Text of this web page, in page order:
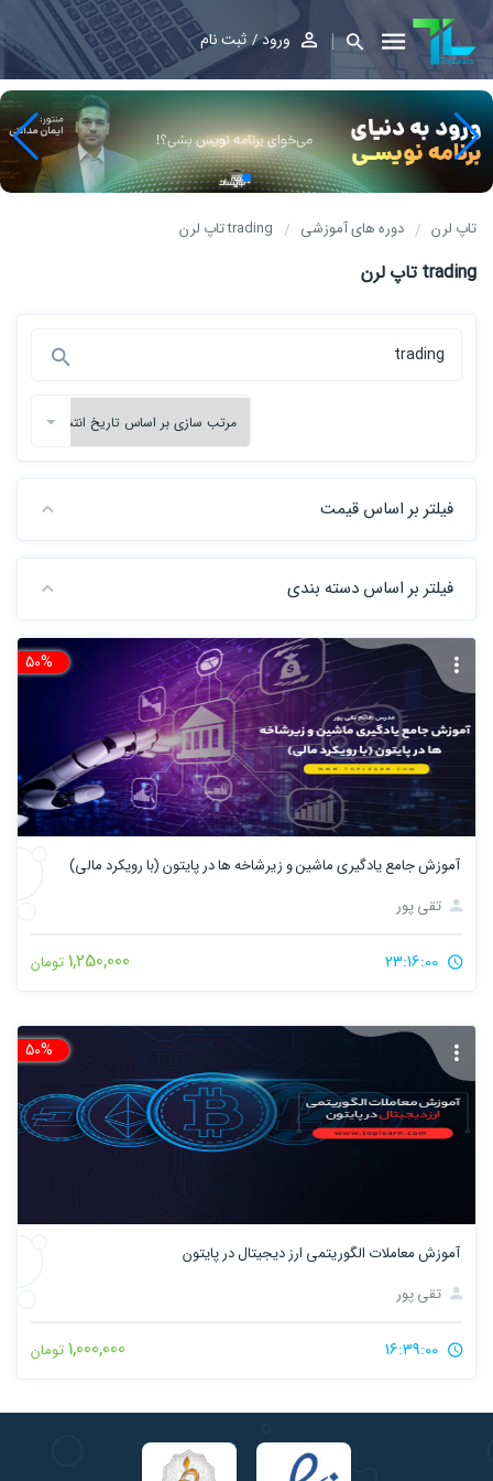
ورود ثبت نام
تاپ لرن دوره های آموزشی trading تاپ لرن
trading تاپ لرن
فیلتر بر اساس قیمت
فیلتر بر اساس دسته بندی
50%
آموزش جامع یادگیری ماشین و زیرشاخه ها در پایتون (با رویکرد مالی)
تقی پور
1,250,000تومان
50%
آموزش معاملات الگوریتمی ارز دیجیتال در پایتون
تقی پور
1,000,000تومان